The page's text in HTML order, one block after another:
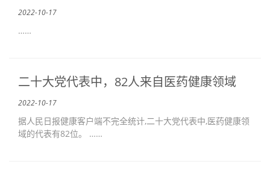
2022-10-17
……
二十大党代表中，82人来自医药健康领域
2022-10-17
据人民日报健康客户端不完全统计,二十大党代表中,医药健康领
域的代表有82位。 ……